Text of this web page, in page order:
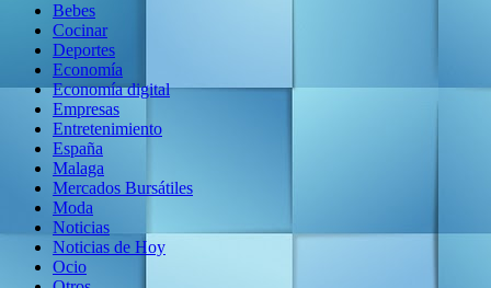
Bebes
Cocinar
Deportes
Economía
Economía digital
Empresas
Entretenimiento
España
Malaga
Mercados Bursátiles
Moda
Noticias
Noticias de Hoy
Ocio